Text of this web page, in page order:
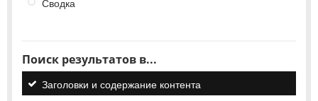
Поиск результатов в...
Заголовки и содержание контента